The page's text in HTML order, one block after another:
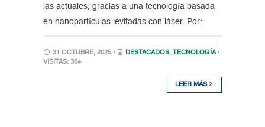
las actuales, gracias a una tecnología basada
en nanopartículas levitadas con láser. Por:
31 OCTUBRE, 2025 • DESTACADOS, TECNOLOGÍA •
VISITAS: 364
LEER MÁS